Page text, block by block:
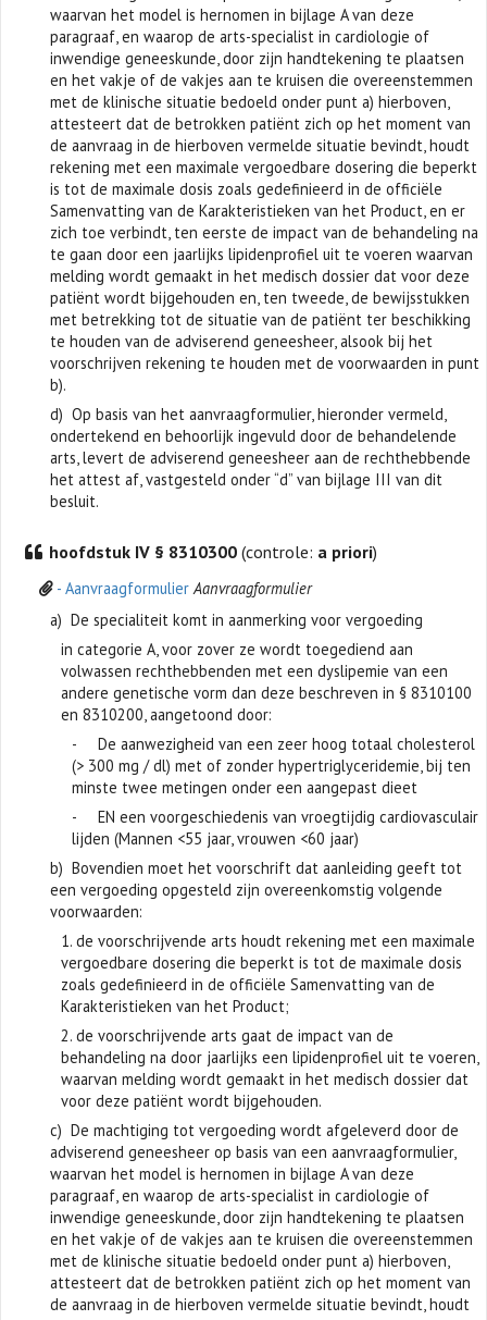
waarvan het model is hernomen in bijlage A van deze
paragraaf, en waarop de arts-specialist in cardiologie of
inwendige geneeskunde, door zijn handtekening te plaatsen
en het vakje of de vakjes aan te kruisen die overeenstemmen
met de klinische situatie bedoeld onder punt a) hierboven,
attesteert dat de betrokken patiënt zich op het moment van
de aanvraag in de hierboven vermelde situatie bevindt, houdt
rekening met een maximale vergoedbare dosering die beperkt
is tot de maximale dosis zoals gedefinieerd in de officiële
Samenvatting van de Karakteristieken van het Product, en er
zich toe verbindt, ten eerste de impact van de behandeling na
te gaan door een jaarlijks lipidenprofiel uit te voeren waarvan
melding wordt gemaakt in het medisch dossier dat voor deze
patiënt wordt bijgehouden en, ten tweede, de bewijsstukken
met betrekking tot de situatie van de patiënt ter beschikking
te houden van de adviserend geneesheer, alsook bij het
voorschrijven rekening te houden met de voorwaarden in punt
b).
d) Op basis van het aanvraagformulier, hieronder vermeld,
ondertekend en behoorlijk ingevuld door de behandelende
arts, levert de adviserend geneesheer aan de rechthebbende
het attest af, vastgesteld onder “d” van bijlage III van dit
besluit.
hoofdstuk IV § 8310300 (controle: a priori)
- Aanvraagformulier Aanvraagformulier
a) De specialiteit komt in aanmerking voor vergoeding
in categorie A, voor zover ze wordt toegediend aan
volwassen rechthebbenden met een dyslipemie van een
andere genetische vorm dan deze beschreven in § 8310100
en 8310200, aangetoond door:
- De aanwezigheid van een zeer hoog totaal cholesterol
(> 300 mg / dl) met of zonder hypertriglyceridemie, bij ten
minste twee metingen onder een aangepast dieet
- EN een voorgeschiedenis van vroegtijdig cardiovasculair
lijden (Mannen <55 jaar, vrouwen <60 jaar)
b) Bovendien moet het voorschrift dat aanleiding geeft tot
een vergoeding opgesteld zijn overeenkomstig volgende
voorwaarden:
1. de voorschrijvende arts houdt rekening met een maximale
vergoedbare dosering die beperkt is tot de maximale dosis
zoals gedefinieerd in de officiële Samenvatting van de
Karakteristieken van het Product;
2. de voorschrijvende arts gaat de impact van de
behandeling na door jaarlijks een lipidenprofiel uit te voeren,
waarvan melding wordt gemaakt in het medisch dossier dat
voor deze patiënt wordt bijgehouden.
c) De machtiging tot vergoeding wordt afgeleverd door de
adviserend geneesheer op basis van een aanvraagformulier,
waarvan het model is hernomen in bijlage A van deze
paragraaf, en waarop de arts-specialist in cardiologie of
inwendige geneeskunde, door zijn handtekening te plaatsen
en het vakje of de vakjes aan te kruisen die overeenstemmen
met de klinische situatie bedoeld onder punt a) hierboven,
attesteert dat de betrokken patiënt zich op het moment van
de aanvraag in de hierboven vermelde situatie bevindt, houdt